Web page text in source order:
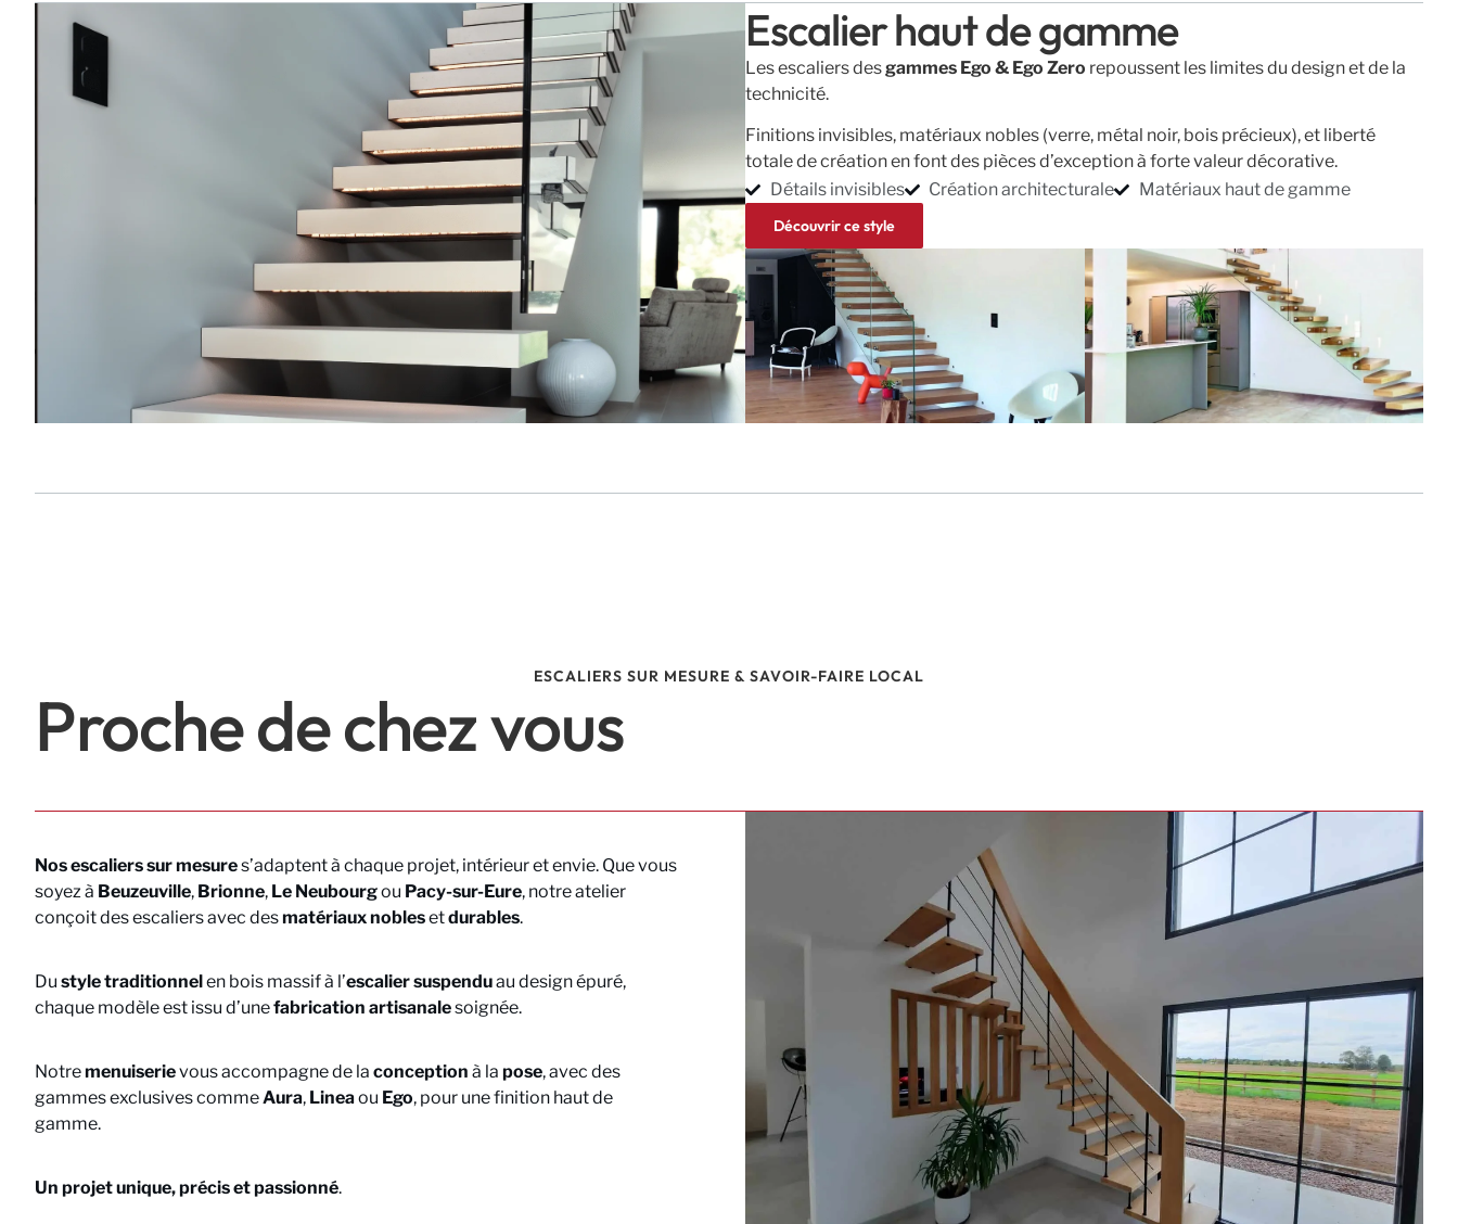
Escalier haut de gamme
Les escaliers desgammes Ego & Ego Zero repoussent les limites du design et de la
technicité.
Finitions invisibles, matériaux nobles (verre, métal noir, bois précieux), et liberté
totale de création en font des pièces d’exception à forte valeur décorative.
Détails invisibles
Création architecturale Matériaux haut de gamme
Découvrir ce style
ESCALIERS SUR MESURE & SAVOIR-FAIRE LOCAL
Proche de chez vous
Nos escaliers sur mesures’adaptent à chaque projet, intérieur et envie. Que vous
soyez à Beuzeuville, Brionne, Le Neubourgou Pacy-sur-Eure, notre atelier
conçoit des escaliers avec desmatériaux noblesetdurables.
Du style traditionnelen bois massif à l’escalier suspenduau design épuré,
chaque modèle est issu d’unefabrication artisanalesoignée.
Notremenuiserievous accompagne de la conception à la pose, avec des
gammes exclusives comme Aura, Lineaou Ego, pour une finition haut de
gamme.
Un projet unique, précis et passionné.